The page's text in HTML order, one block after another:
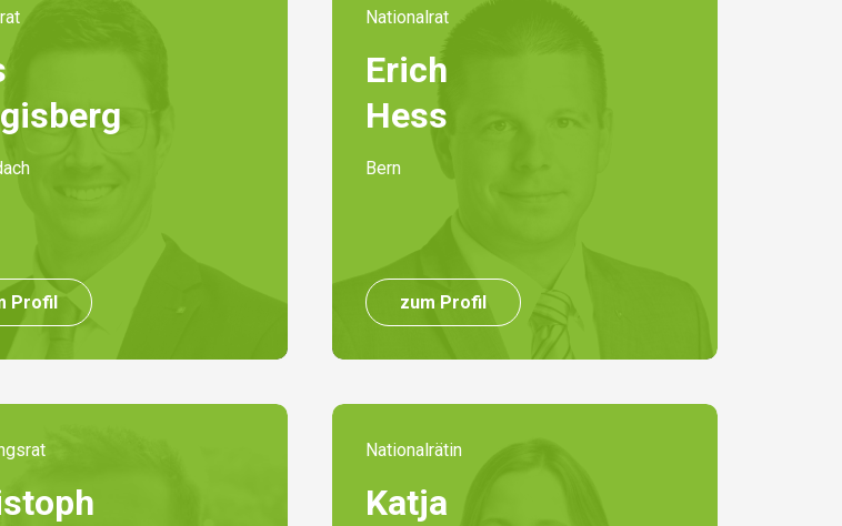
Profil
Nationalrat
Erich
Hess
Bern
zum Profil
Nationalrätin
Katja